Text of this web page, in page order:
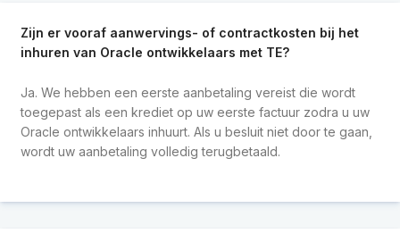
Zijn er vooraf aanwervings- of contractkosten bij het
inhuren van Oracle ontwikkelaars met TE?
Ja. We hebben een eerste aanbetaling vereist die wordt
toegepast als een krediet op uw eerste factuur zodra u uw
Oracle ontwikkelaars inhuurt. Als u besluit niet door te gaan,
wordt uw aanbetaling volledig terugbetaald.